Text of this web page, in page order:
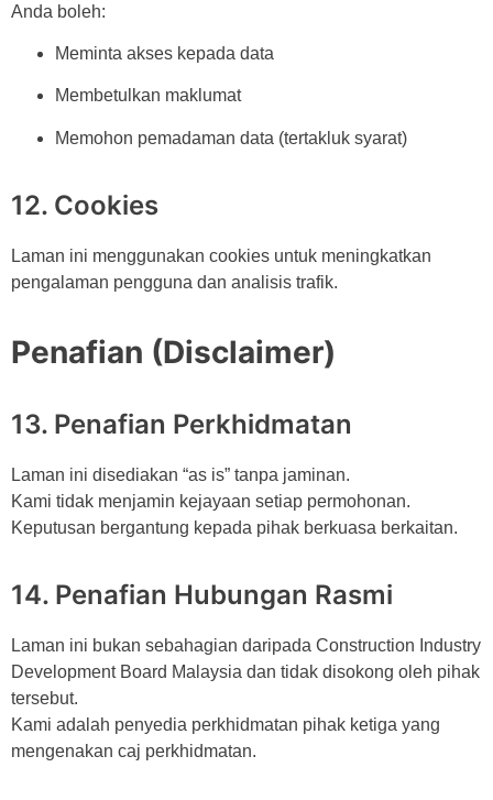
Anda boleh:
Meminta akses kepada data
Membetulkan maklumat
Memohon pemadaman data (tertakluk syarat)
12. Cookies
Laman ini menggunakan cookies untuk meningkatkan
pengalaman pengguna dan analisis trafik.
Penafian (Disclaimer)
13. Penafian Perkhidmatan
Laman ini disediakan “as is” tanpa jaminan.
Kami tidak menjamin kejayaan setiap permohonan.
Keputusan bergantung kepada pihak berkuasa berkaitan.
14. Penafian Hubungan Rasmi
Laman ini bukan sebahagian daripada Construction Industry
Development Board Malaysia dan tidak disokong oleh pihak
tersebut.
Kami adalah penyedia perkhidmatan pihak ketiga yang
mengenakan caj perkhidmatan.